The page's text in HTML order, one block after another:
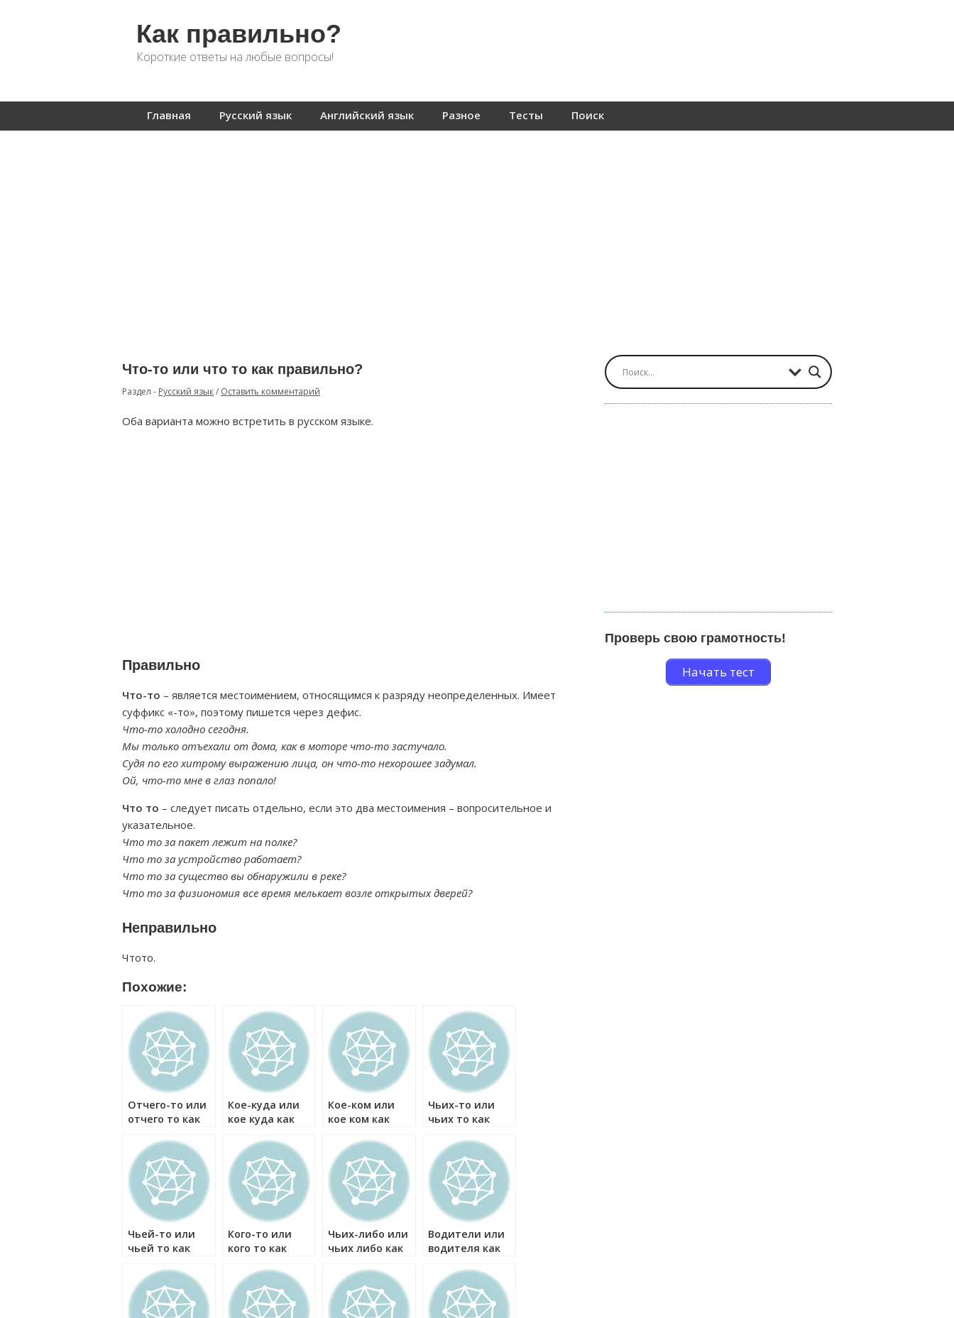
Как правильно?
Короткие ответы на любые вопросы!
Главная Русский язык Английский язык Разное Тесты Поиск
Что-то или что то как правильно?
Раздел - Русский язык/ Оставить комментарий
Оба варианта можно встретить в русском языке.
Правильно
Что-то – является местоимением, относящимся к разряду неопределенных. Имеет
суффикс «-то», поэтому пишется через дефис.
Что-то холодно сегодня.
Мы только отъехали от дома, как в моторе что-то застучало.
Судя по его хитрому выражению лица, он что-то нехорошее задумал.
Ой, что-то мне в глаз попало!
Что то – следует писать отдельно, если это два местоимения – вопросительное и
указательное.
Что то за пакет лежит на полке?
Что то за устройство работает?
Что то за существо вы обнаружили в реке?
Что то за физиономия все время мелькает возле открытых дверей?
Неправильно
Чтото.
Похожие:
Отчего-то или
отчего то как
Кое-куда или
кое куда как
Кое-ком или
кое ком как
Чьих-то или
чьих то как
Чьей-то или
чьей то как
Кого-то или
кого то как
Чьих-либо или
чьих либо как
Водители или
водителя как
Проверь свою грамотность!
Начать тест